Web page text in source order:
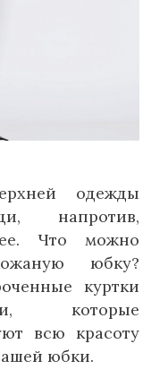
одежды
напротив,
Что можно
юбку?
куртки
которые
всю красоту
юбки.